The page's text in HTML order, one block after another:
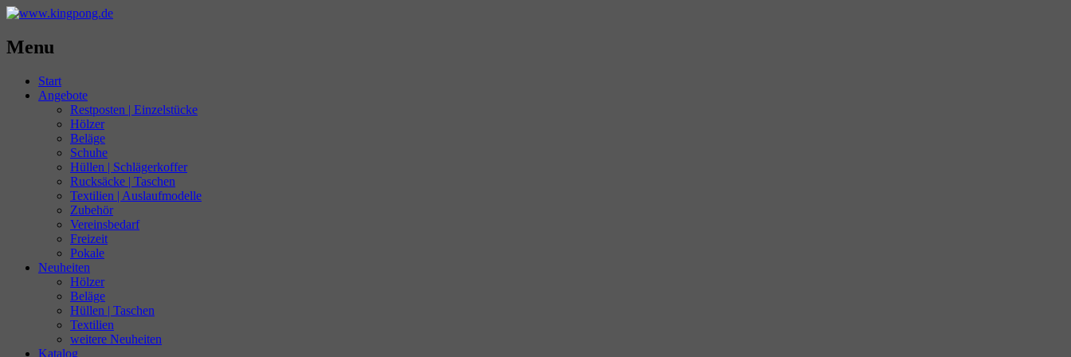
Menu
Start
Angebote
Restposten | Einzelstücke
Hölzer
Beläge
Schuhe
Hüllen | Schlägerkoffer
Rucksäcke | Taschen
Textilien | Auslaufmodelle
Zubehör
Vereinsbedarf
Freizeit
Pokale
Neuheiten
Hölzer
Beläge
Hüllen | Taschen
Textilien
weitere Neuheiten
Katalog